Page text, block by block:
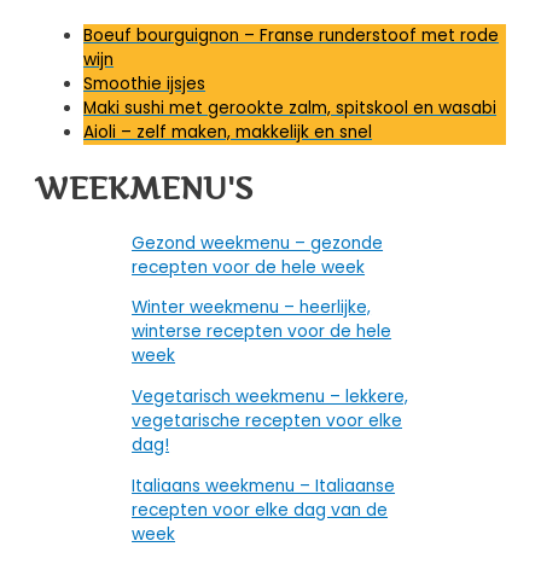
Boeuf bourguignon – Franse runderstoof met rode
wijn
Smoothie ijsjes
Maki sushi met gerookte zalm, spitskool en wasabi
Aioli – zelf maken, makkelijk en snel
WEEKMENU'S
Gezond weekmenu – gezonde
recepten voor de hele week
Winter weekmenu – heerlijke,
winterse recepten voor de hele
week
Vegetarisch weekmenu – lekkere,
vegetarische recepten voor elke
dag!
Italiaans weekmenu – Italiaanse
recepten voor elke dag van de
week